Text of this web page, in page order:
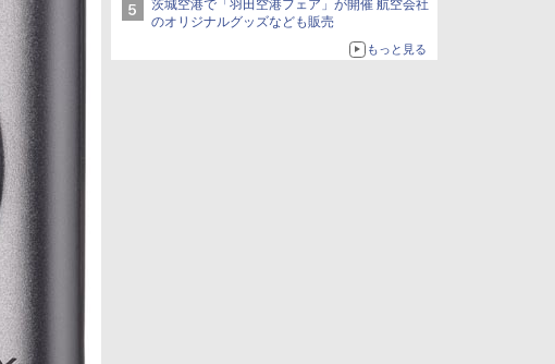
茨城空港で「羽田空港フェア」が開催 航空会社
のオリジナルグッズなども販売
もっと見る